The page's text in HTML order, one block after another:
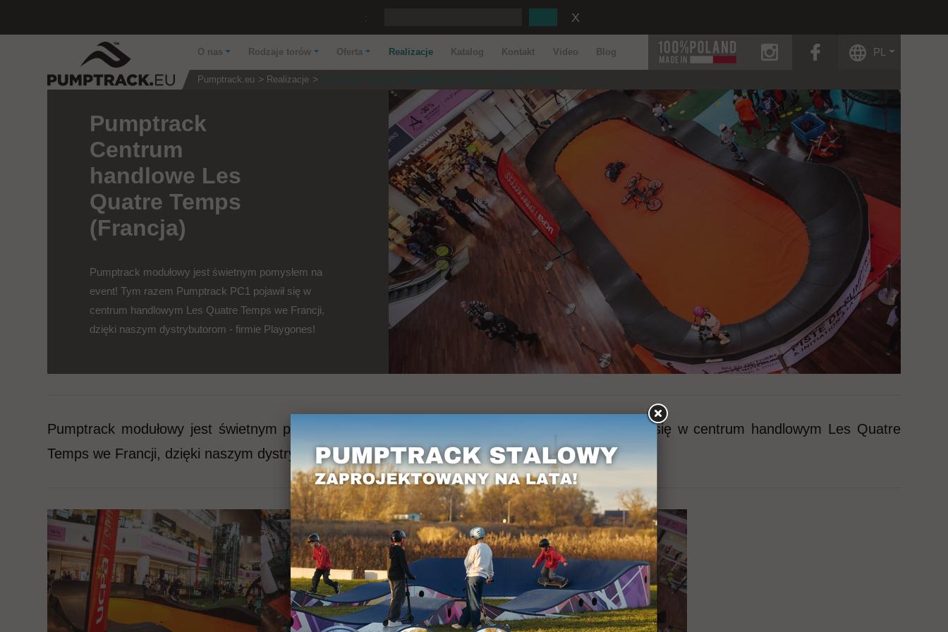
O nas Rodzaje torów Oferta Realizacje Katalog Kontakt Video Blog
instagram
PL
Pumptrack.eu Realizacje Pumptrack Centrum handlowe Les Quatre Temps (Francja)
Pumptrack
Centrum
handlowe Les
Quatre Temps
(Francja)
Pumptrack modułowy jest świetnym pomysłem na
event! Tym razem Pumptrack PC1 pojawił się w
centrum handlowym Les Quatre Temps we Francji,
dzięki naszym dystrybutorom - firmie Playgones!
Pumptrack modułowy jest świetnym pomysłem na event! Tym razem Pumptrack PC1 pojawił się w centrum handlowym Les Quatre
Temps we Francji, dzięki naszym dystrybutorom - firmie Playgones!